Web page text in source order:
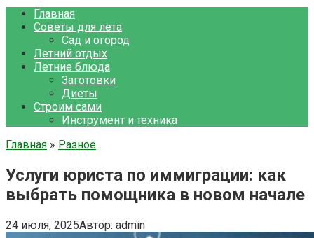
Главная
Советы для лета
Сад и огород
Летний отдых
Летние блюда
Заготовки
Диеты
Строим сами
Инструмент и техника
Главная » Разное
Услуги юриста по иммиграции: как
выбрать помощника в новом начале
24 июля, 2025Автор: admin